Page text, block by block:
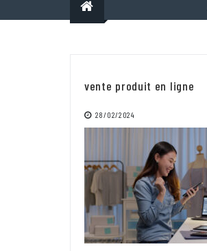
vente produit en ligne
28/02/2024